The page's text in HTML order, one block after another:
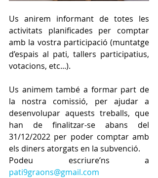
Us anirem informant de totes les
activitats planificades per comptar
amb la vostra participació (muntatge
d’espais al pati, tallers participatius,
votacions, etc...).
Us animem també a formar part de
la nostra comissió, per ajudar a
desenvolupar aquests treballs, que
han de finalitzar-se abans del
31/12/2022 per poder comptar amb
els diners atorgats en la subvenció.
pati9graons@gmail.com